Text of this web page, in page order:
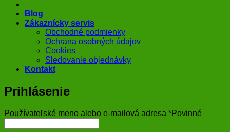
Blog
Zákaznícky servis
Obchodné podmienky
Ochrana osobných údajov
Cookies
Sledovanie objednávky
Kontakt
Prihlásenie
Používateľské meno alebo e-mailová adresa *Povinné